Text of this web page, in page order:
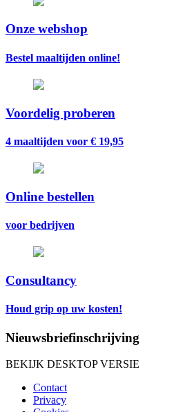
Onze webshop
Bestel maaltijden online!
Voordelig proberen
4 maaltijden voor € 19,95
Online bestellen
voor bedrijven
Consultancy
Houd grip op uw kosten!
Nieuwsbriefinschrijving
BEKIJK DESKTOP VERSIE
Contact
Privacy